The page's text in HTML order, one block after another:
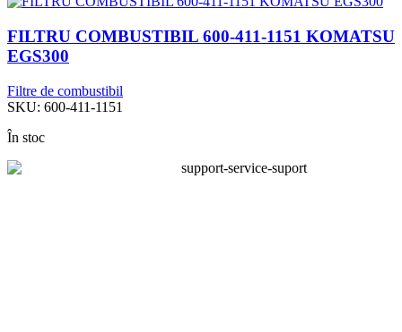
FILTRU COMBUSTIBIL 600-411-1151 KOMATSU
EGS300
Filtre de combustibil
SKU: 600-411-1151
În stoc